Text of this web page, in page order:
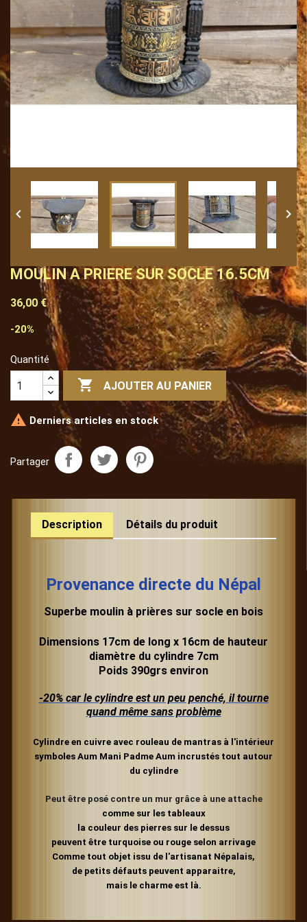
 
MOULIN A PRIERE SUR SOCLE 16.5CM
36,00 €
-20%
Quantité
 AJOUTER AU PANIER
 Derniers articles en stock
Partager
Description Détails du produit
Provenance directe du Népal
Superbe moulin à prières sur socle en bois
Dimensions 17cm de long x 16cm de hauteur
diamètre du cylindre 7cm
Poids 390grs environ
-20% car le cylindre est un peu penché, il tourne
quand même sans problème
Cylindre en cuivre avec rouleau de mantras à l'intérieur
symboles Aum Mani Padme Aum incrustés tout autour
du cylindre
Peut être posé contre un mur grâceà une attache
comme sur les tableaux
la couleur des pierres sur le dessus
peuvent être turquoise ou rouge selon arrivage
Comme tout objet issu de l'artisanat Népalais,
de petits défauts peuvent apparaitre,
mais le charme est là.